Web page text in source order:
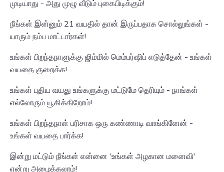
முடியாது - அது முழு வீடும் புகைபிடிக்கும்!
நீங்கள் இன்னும் 21 வயதில் தான் இருப்பதாக சொல்லுங்கள் -
யாரும் நம்ப மாட்டார்கள்!
உங்கள் பிறந்தநாளுக்கு ஜிம்மில் மெம்பர்ஷிப் எடுத்தேன் - உங்கள்
வயதை குறைக்க!
உங்கள் புதிய வயது உங்களுக்கு மட்டுமே தெரியும் - நாங்கள்
எல்லோரும் யூகிக்கிறோம்!
உங்கள் பிறந்தநாள் பரிசாக ஒரு கண்ணாடி வாங்கினேன் -
உங்கள் வயதை பார்க்க!
இன்று மட்டும் நீங்கள் என்னை 'உங்கள் அழகான மனைவி'
என்று அழைக்கலாம்!